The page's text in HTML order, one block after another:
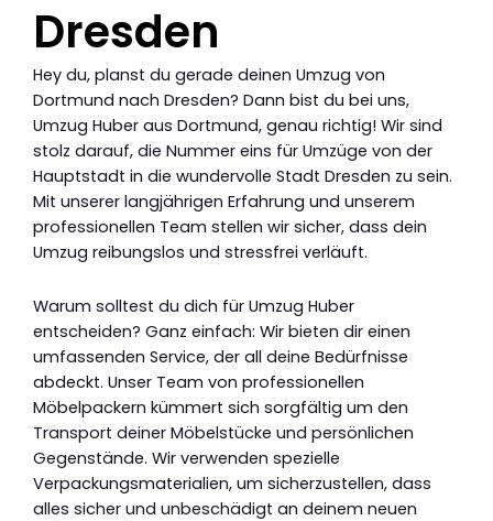
Dresden
Hey du, planst du gerade deinen Umzug von
Dortmund nach Dresden? Dann bist du bei uns,
Umzug Huber aus Dortmund, genau richtig! Wir sind
stolz darauf, die Nummer eins für Umzüge von der
Hauptstadt in die wundervolle Stadt Dresden zu sein.
Mit unserer langjährigen Erfahrung und unserem
professionellen Team stellen wir sicher, dass dein
Umzug reibungslos und stressfrei verläuft.
Warum solltest du dich für Umzug Huber
entscheiden? Ganz einfach: Wir bieten dir einen
umfassenden Service, der all deine Bedürfnisse
abdeckt. Unser Team von professionellen
Möbelpackern kümmert sich sorgfältig um den
Transport deiner Möbelstücke und persönlichen
Gegenstände. Wir verwenden spezielle
Verpackungsmaterialien, um sicherzustellen, dass
alles sicher und unbeschädigt an deinem neuen